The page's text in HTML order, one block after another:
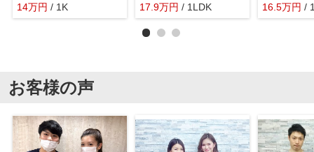
14万円 / 1K
17.9万円 / 1LDK 16.5万円 /
お客様の声